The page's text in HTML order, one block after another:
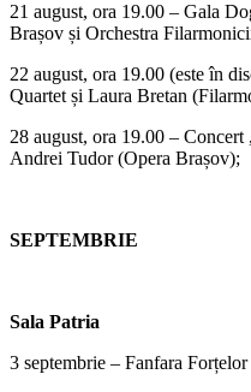
21 august, ora 19.00 – Gala
Brașov și Orchestra
22 august, ora 19.00 (este în
Quartet și Laura Bretan
28 august, ora 19.00 –
Andrei Tudor (Opera Brașov);
SEPTEMBRIE
Sala Patria
3 septembrie – Fanfara